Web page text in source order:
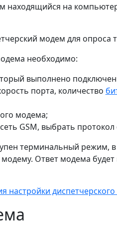
находящийся на
модем для опроса
необходимо:
выполнено
порта, количество
модема;
GSM, выбрать
терминальный режим,
Ответ модема
настройки